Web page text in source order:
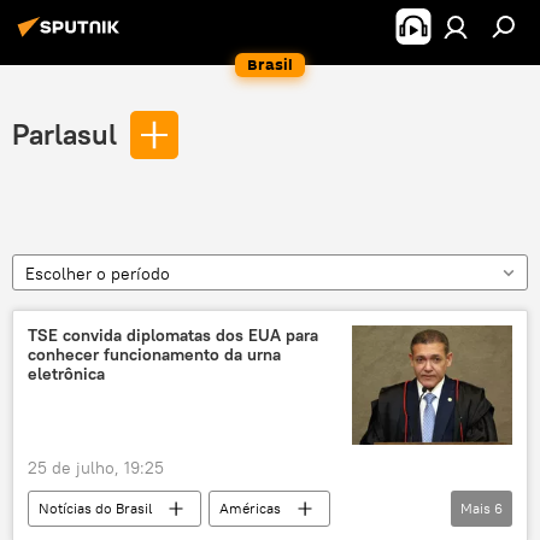
Brasil
Parlasul
Escolher o período
TSE convida diplomatas dos EUA para
conhecer funcionamento da urna
eletrônica
25 de julho, 19:25
Notícias do Brasil
Américas
Mais 6